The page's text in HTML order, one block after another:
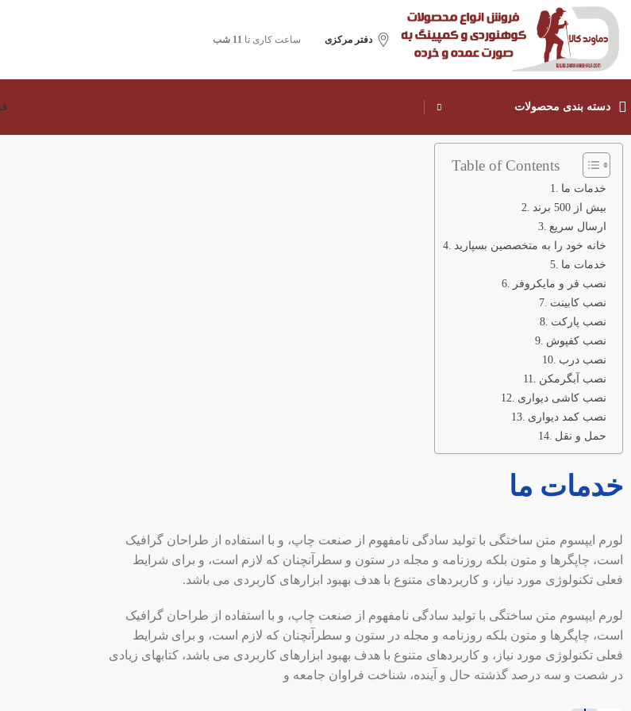
دفتر مرکزی ساعت کاری تا 11 شب
دسته بندی محصولات
Table of Contents
خدمات ما
بیش از 500 برند
ارسال سریع
خانه خود را به متخصصین بسپارید
خدمات ما
نصب فر و مایکروفر
نصب کابینت
نصب پارکت
نصب کفپوش
نصب درب
نصب آبگرمکن
نصب کاشی دیواری
نصب کمد دیواری
حمل و نقل
خدمات ما
لورم ایپسوم متن ساختگی با تولید سادگی نامفهوم از صنعت چاپ، و با استفاده از طراحان گرافیک
است، چاپگرها و متون بلکه روزنامه و مجله در ستون و سطرآنچنان که لازم است، و برای شرایط
فعلی تکنولوژی مورد نیاز، و کاربردهای متنوع با هدف بهبود ابزارهای کاربردی می باشد.
لورم ایپسوم متن ساختگی با تولید سادگی نامفهوم از صنعت چاپ، و با استفاده از طراحان گرافیک
است، چاپگرها و متون بلکه روزنامه و مجله در ستون و سطرآنچنان که لازم است، و برای شرایط
فعلی تکنولوژی مورد نیاز، و کاربردهای متنوع با هدف بهبود ابزارهای کاربردی می باشد، کتابهای زیادی
در شصت و سه درصد گذشته حال و آینده، شناخت فراوان جامعه و